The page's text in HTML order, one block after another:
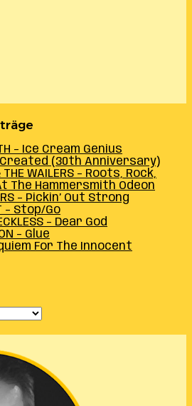
– Ice Cream Genius
(30th Anniversary)
THE WAILERS – Roots, Rock,
The Hammersmith Odeon
– Pickin’ Out Strong
– Stop/Go
– Dear God
– Glue
For The Innocent